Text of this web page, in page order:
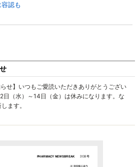
認も
らせ】いつもご愛読いただきありがとうござい
日（水）～14日（金）は休みになります。な
ます。